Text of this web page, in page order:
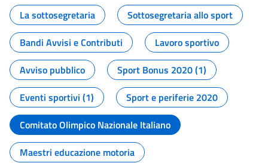
La sottosegretaria
Sottosegretaria allo sport
Bandi Avvisi e Contributi
Lavoro sportivo
Avviso pubblico
Sport Bonus 2020 (1)
Eventi sportivi (1)
Sport e periferie 2020
Comitato Olimpico Nazionale Italiano
Maestri educazione motoria